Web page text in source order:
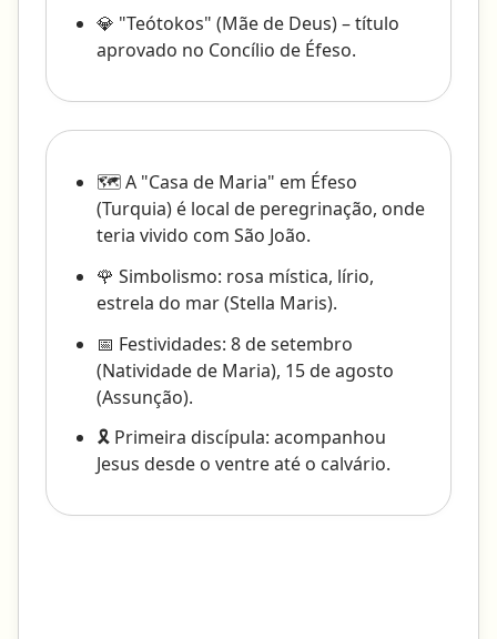
💎 "Teótokos" (Mãe de Deus) – título
aprovado no Concílio de Éfeso.
🗺️ A "Casa de Maria" em Éfeso
(Turquia) é local de peregrinação, onde
teria vivido com São João.
🌹 Simbolismo: rosa mística, lírio,
estrela do mar (Stella Maris).
📅 Festividades: 8 de setembro
(Natividade de Maria), 15 de agosto
(Assunção).
🎗️ Primeira discípula: acompanhou
Jesus desde o ventre até o calvário.